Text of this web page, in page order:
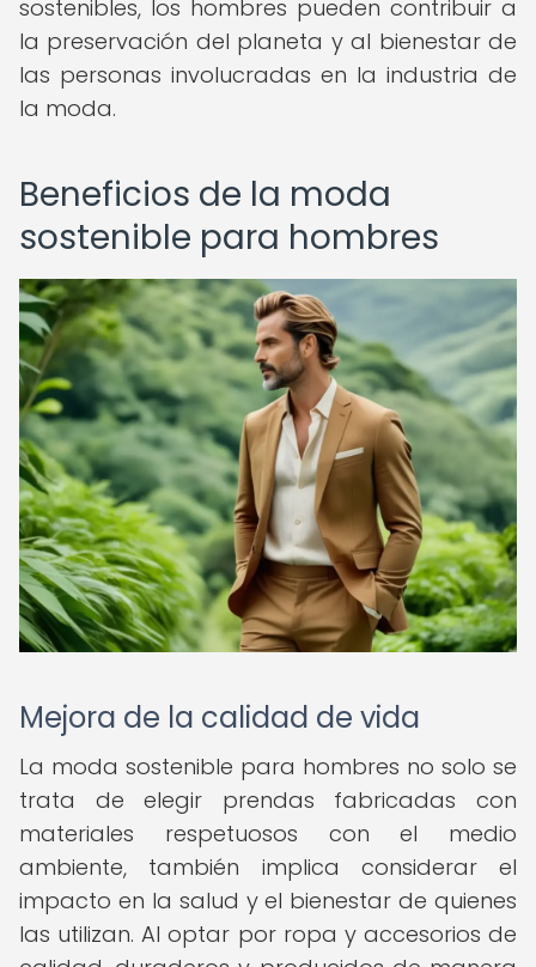
sostenibles, los hombres pueden contribuir a
la preservación del planeta y al bienestar de
las personas involucradas en la industria de
la moda.
Beneficios de la moda
sostenible para hombres
Mejora de la calidad de vida
La moda sostenible para hombres no solo se
trata de elegir prendas fabricadas con
materiales respetuosos con el medio
ambiente, también implica considerar el
impacto en la salud y el bienestar de quienes
las utilizan. Al optar por ropa y accesorios de